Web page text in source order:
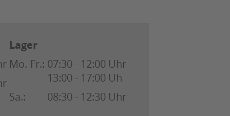
Lager
Mo.-Fr.: 07:30 - 12:00 Uhr
13:00 - 17:00 Uh
Sa.:
08:30 - 12:30 Uhr